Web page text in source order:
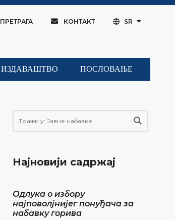
ПРЕТРАГА КОНТАКТ SR
ИЗДАВАШТВО ПОСЛОВАЊЕ
Најновији садржај
Одлука о избору
најповолјнијег понуђача за
набавку горива